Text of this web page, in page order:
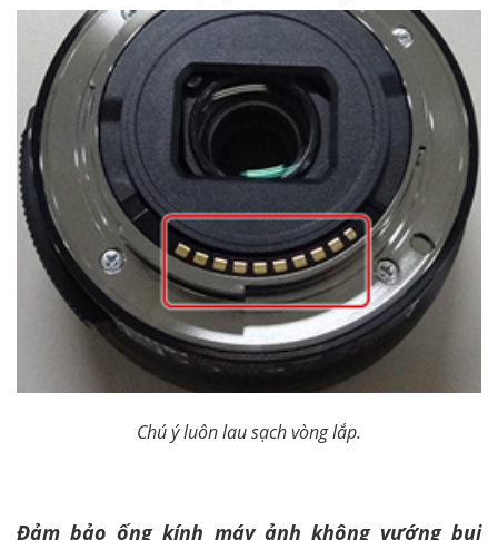
Chú ý luôn lau sạch vòng lắp.
Đảm bảo ống kính máy ảnh không vướng bụi